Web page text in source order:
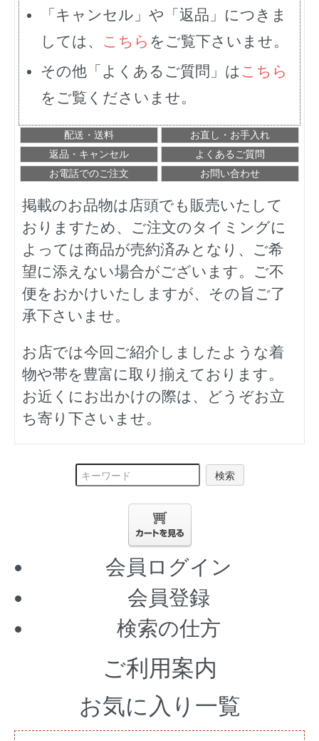
「キャンセル」や「返品」につきま
しては、 こちら をご覧下さいませ。
その他「よくあるご質問」は こちら
をご覧くださいませ。
配送・送料
お直し・お手入れ
返品・キャンセル
よくあるご質問
お電話でのご注文
お問い合わせ
掲載のお品物は店頭でも販売いたして
おりますため、ご注文のタイミングに
よっては商品が売約済みとなり、ご希
望に添えない場合がございます。ご不
便をおかけいたしますが、その旨ご了
承下さいませ。
お店では今回ご紹介しましたような着
物や帯を豊富に取り揃えております。
お近くにお出かけの際は、どうぞお立
ち寄り下さいませ。
検索
会員ログイン
会員登録
検索の仕方
ご利用案内
お気に入り一覧